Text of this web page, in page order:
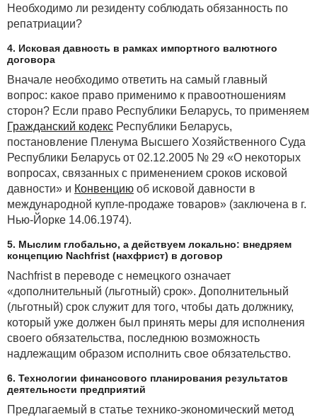
Необходимо ли резиденту соблюдать обязанность по
репатриации?
4. Исковая давность в рамках импортного валютного
договора
Вначале необходимо ответить на самый главный
вопрос: какое право применимо к правоотношениям
сторон? Если право Республики Беларусь, то применяем
Гражданский кодекс Республики Беларусь,
постановление Пленума Высшего Хозяйственного Суда
Республики Беларусь от 02.12.2005 № 29 «О некоторых
вопросах, связанных с применением сроков исковой
давности» и Конвенцию об исковой давности в
международной купле-продаже товаров» (заключена в г.
Нью-Йорке 14.06.1974).
5. Мыслим глобально, а действуем локально: внедряем
концепцию Nachfrist (нахфрист) в договор
Nachfrist в переводе с немецкого означает
«дополнительный (льготный) срок». Дополнительный
(льготный) срок служит для того, чтобы дать должнику,
который уже должен был принять меры для исполнения
своего обязательства, последнюю возможность
надлежащим образом исполнить свое обязательство.
6. Технологии финансового планирования результатов
деятельности предприятий
Предлагаемый в статье технико-экономический метод